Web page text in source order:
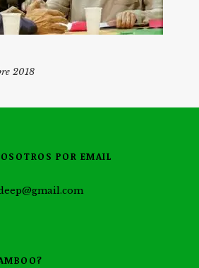
2018
POR EMAIL